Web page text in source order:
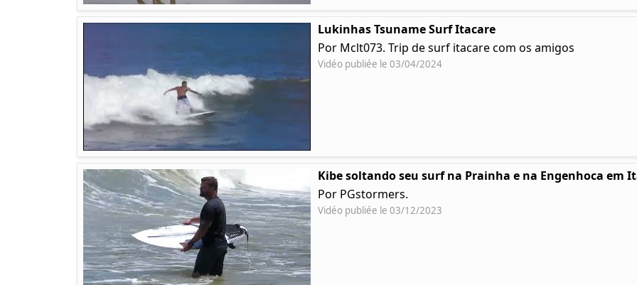
Lukinhas Tsuname Surf Itacare
Por Mclt073. Trip de surf itacare com os amigos
Vidéo publiée le 03/04/2024
Kibe soltando seu surf na Prainha e na Engenhoca em
Por PGstormers.
Vidéo publiée le 03/12/2023